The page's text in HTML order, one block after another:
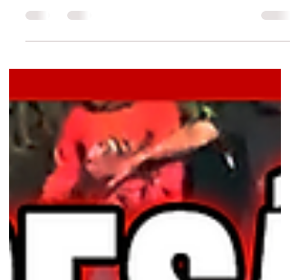
Três amigos são eliminados de forma
covarde por um suposto ex namorado
possamos considerar o que poucos
querem dizer? O que sabemos do caso dos
amigos DE #goiatuba #goiás